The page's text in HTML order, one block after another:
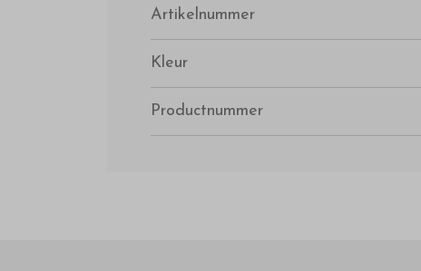
Artikelnummer
Kleur
Productnummer